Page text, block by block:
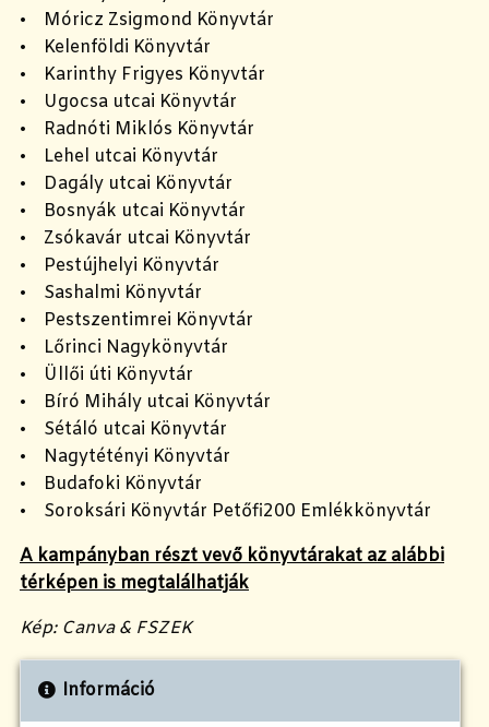
• Móricz Zsigmond Könyvtár
• Kelenföldi Könyvtár
• Karinthy Frigyes Könyvtár
• Ugocsa utcai Könyvtár
• Radnóti Miklós Könyvtár
• Lehel utcai Könyvtár
• Dagály utcai Könyvtár
• Bosnyák utcai Könyvtár
• Zsókavár utcai Könyvtár
• Pestújhelyi Könyvtár
• Sashalmi Könyvtár
• Pestszentimrei Könyvtár
• Lőrinci Nagykönyvtár
• Üllői úti Könyvtár
• Bíró Mihály utcai Könyvtár
• Sétáló utcai Könyvtár
• Nagytétényi Könyvtár
• Budafoki Könyvtár
• Soroksári Könyvtár Petőfi200 Emlékkönyvtár
A kampányban részt vevő könyvtárakat az alábbi
térképen is megtalálhatják
Kép: Canva & FSZEK
Információ